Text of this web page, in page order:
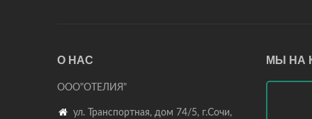
О НАС
ООО"ОТЕЛИЯ"
 ул. Транспортная, дом 74/5, г.Сочи,
МЫ НА